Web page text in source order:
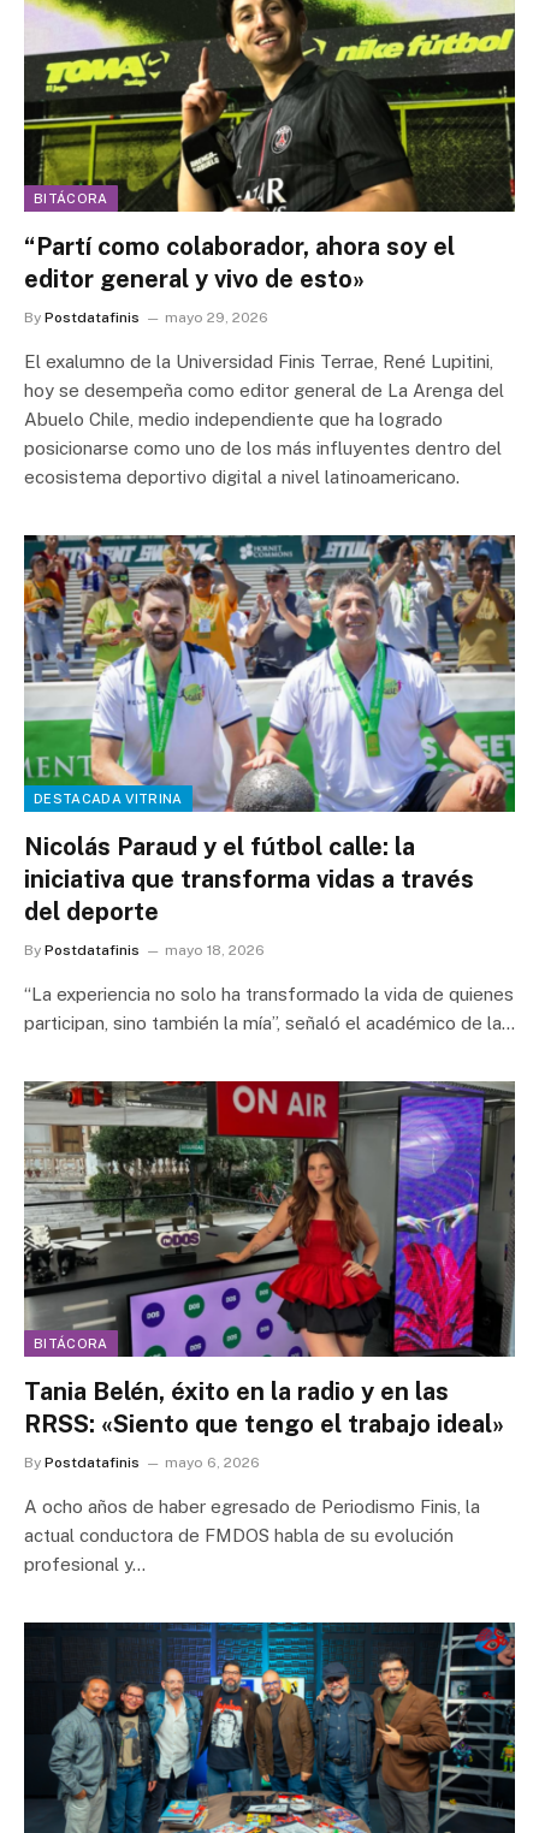
BITÁCORA
“Partí como colaborador, ahora soy el
editor general y vivo de esto»
By Postdatafinis mayo 29, 2026
El exalumno de la Universidad Finis Terrae, René Lupitini,
hoy se desempeña como editor general de La Arenga del
Abuelo Chile, medio independiente que ha logrado
posicionarse como uno de los más influyentes dentro del
ecosistema deportivo digital a nivel latinoamericano.
DESTACADA VITRINA
Nicolás Paraud y el fútbol calle: la
iniciativa que transforma vidas a través
del deporte
By Postdatafinis mayo 18, 2026
“La experiencia no solo ha transformado la vida de quienes
participan, sino también la mía”, señaló el académico de la…
BITÁCORA
Tania Belén, éxito en la radio y en las
RRSS: «Siento que tengo el trabajo ideal»
By Postdatafinis mayo 6, 2026
A ocho años de haber egresado de Periodismo Finis, la
actual conductora de FMDOS habla de su evolución
profesional y…